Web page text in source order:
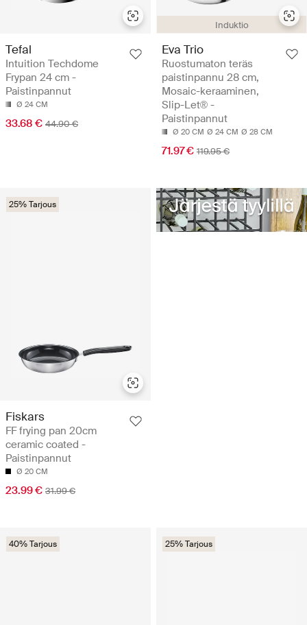
Tefal
Intuition Techdome
Frypan 24 cm -
Paistinpannut
Ø 24 CM
33.68 € 44.90 €
Induktio
Eva Trio
Ruostumaton teräs
paistinpannu 28 cm,
Mosaic-keraaminen,
Slip-Let® -
Paistinpannut
Ø 20 CM Ø 24 CM Ø 28 CM
71.97 € 119.95 €
25% Tarjous
Fiskars
FF frying pan 20cm
ceramic coated -
Paistinpannut
Ø 20 CM
23.99 € 31.99 €
40% Tarjous 25% Tarjous